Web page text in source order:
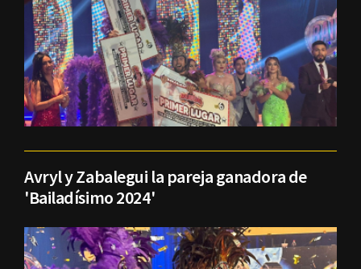
Avryl y Zabalegui la pareja ganadora de
'Bailadísimo 2024'